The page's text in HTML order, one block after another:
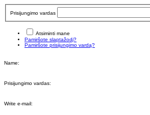
Prisijungimo vardas
Atsiminti mane
Pamiršote slaptažodį?
Pamiršote prisijungimo vardą?
Name:
Prisijungimo vardas:
Write e-mail: